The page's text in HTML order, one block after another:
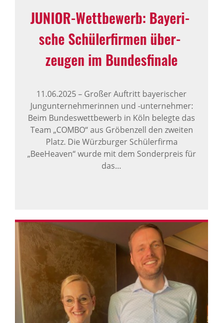
JUNIOR-Wett­be­werb: Baye­ri­
sche Schü­ler­firmen über­
zeugen im Bundes­fi­nale
11.06.2025– Großer Auftritt bayerischer
Jungunternehmerinnen und -unternehmer:
Beim Bundeswettbewerb in Köln belegte das
Team „COMBO“ aus Gröbenzell den zweiten
Platz. Die Würzburger Schülerfirma
„BeeHeaven“ wurde mit dem Sonderpreis für
das…